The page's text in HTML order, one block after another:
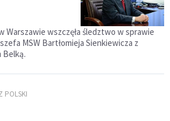
Warszawie wszczęła śledztwo w sprawie
MSW Bartłomieja Sienkiewicza z
Belką.
POLSKI